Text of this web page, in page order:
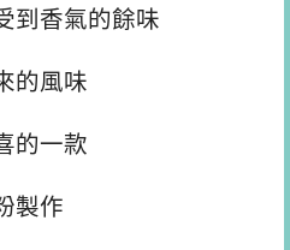
到香氣的餘味
的風味
的一款
製作